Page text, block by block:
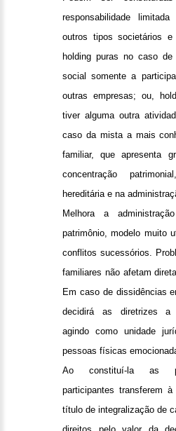
responsabilidade
outros tipos societários e
holding puras no caso de
social somente a
outras empresas; ou,
tiver alguma outra
caso da mista a mais
familiar, que apresenta
concentração
hereditária e na
Melhora a
patrimônio, modelo muito
conflitos sucessórios.
familiares não afetam
Em caso de dissidências
decidirá as diretrizes a
agindo como unidade
pessoas físicas
Ao constituí-la as
participantes transferem
título de integralização de